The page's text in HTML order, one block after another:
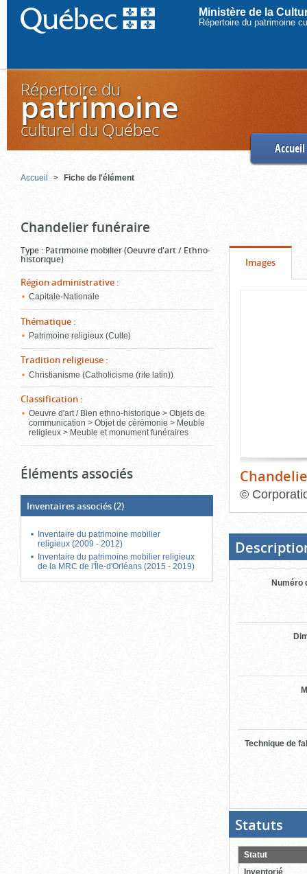
Ministère de la
Répertoire du patrimoine
Répertoire du
patrimoine
culturel du Québec
Accueil
Accueil Fiche de l'élément
Chandelier funéraire
Type : Patrimoine mobilier (Oeuvre d'art / Ethno-
historique)
Région administrative :
Capitale-Nationale
Thématique :
Patrimoine religieux (Culte)
Tradition religieuse :
Christianisme (Catholicisme (rite latin))
Classification :
Oeuvre d'art / Bien ethno-historique > Objets de
communication > Objet de cérémonie > Meuble
religieux > Meuble et monument funéraires
Éléments associés
Inventaires associés(2)
Inventaire du patrimoine mobilier
religieux (2009 - 2012)
Inventaire du patrimoine mobilier religieux
de la MRC de l'Île-d'Orléans (2015 - 2019)
Onglet
Images(cliquer
pour
©
bloc
d'onglets
Numéro
Technique de
Statuts
pour
Statut
Inventorié